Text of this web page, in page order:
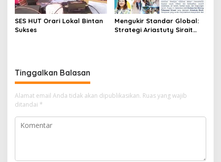
SES HUT Orari Lokal Bintan
Sukses
Mengukir Standar Global:
Strategi Ariastuty Sirait
Tinggalkan Balasan
Alamat email Anda tidak akan dipublikasikan. Ruas yang wajib
ditandai *